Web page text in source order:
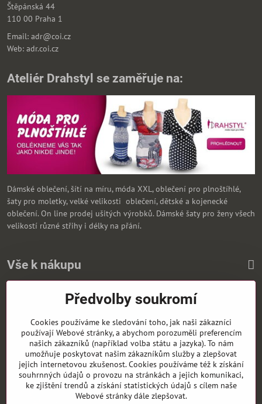
Štěpánská 44
110 00 Praha 1
Email: adr@coi.cz
Web: adr.coi.cz
Ateliér Drahstyl se zaměřuje na:
Dámské oblečení, šítí na míru, móda XXL, oblečení pro plnoštíhlé,
šaty pro moletky, velké velikosti oblečení, dětské a kojenecké
oblečení. On line prodej ušitých výrobků. Dámské šaty pro ženy všech
velikostí různé střihy i délky na přání.
Vše k nákupu
Zasíláme i na SlovenskoPředvolby soukromí
Cookies používáme ke sledování toho, jak naši zákazníci
používají Webové stránky, a abychom porozuměli preferencím
našich zákazníků (například volba státu a jazyka). To nám
umožňuje poskytovat našim zákazníkům služby a zlepšovat
jejich internetovou zkušenost. Cookies používáme též k získání
souhrnných údajů o provozu na stránkách a jejich komunikaci,
ke zjištění trendů a získání statistických údajů s cílem naše
Webové stránky dále zlepšovat.